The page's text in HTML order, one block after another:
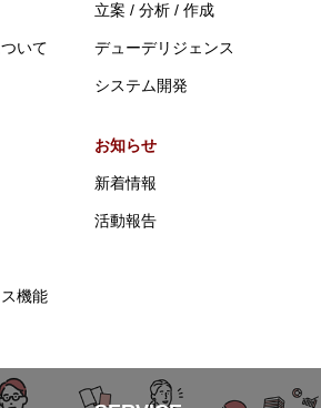
いて
立案 / 分析 / 作成
デューデリジェンス
システム開発
機能
お知らせ
新着情報
活動報告